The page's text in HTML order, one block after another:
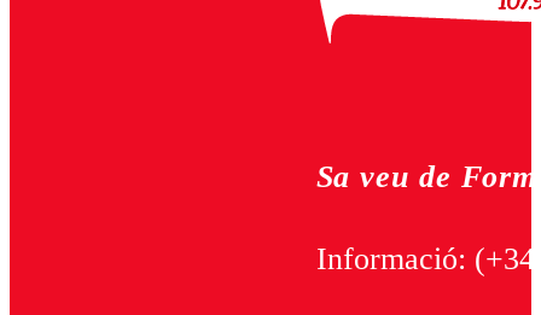
Sa veu de
Informació: